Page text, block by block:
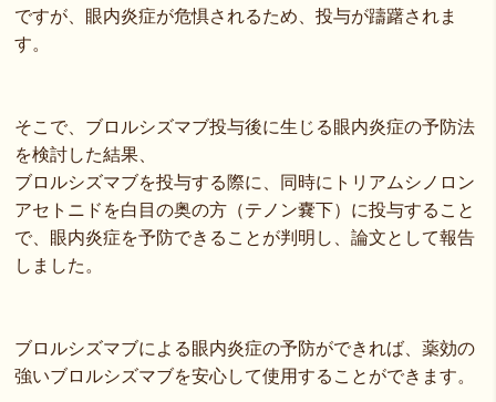
ですが、眼内炎症が危惧されるため、投与が躊躇されま
す。
そこで、ブロルシズマブ投与後に生じる眼内炎症の予防法
を検討した結果、
ブロルシズマブを投与する際に、同時にトリアムシノロン
アセトニドを白目の奥の方（テノン嚢下）に投与すること
で、眼内炎症を予防できることが判明し、論文として報告
しました。
ブロルシズマブによる眼内炎症の予防ができれば、薬効の
強いブロルシズマブを安心して使用することができます。